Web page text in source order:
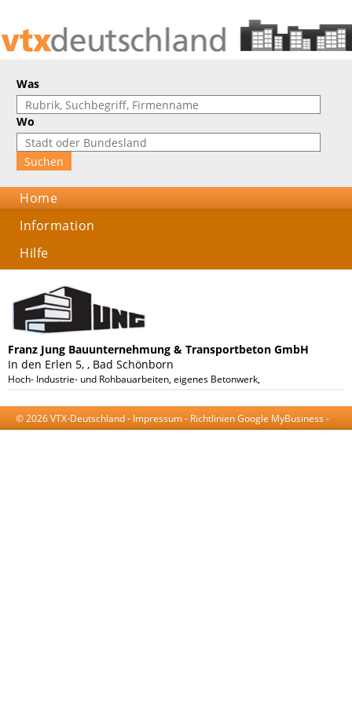
Was
Wo
Home
Information
Hilfe
Franz Jung Bauunternehmung & Transportbeton GmbH
In den Erlen 5, , Bad Schönborn
Hoch- Industrie- und Rohbauarbeiten, eigenes Betonwerk, Transportbeton,
© 2026 VTX-Deutschland - Impressum- Richtlinien Google MyBusiness -
AGB-Datenschutzerklärung